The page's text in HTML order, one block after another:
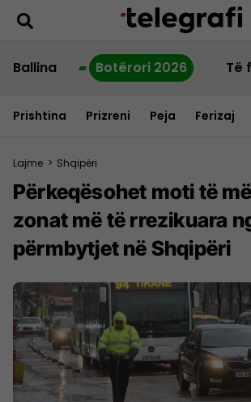
Ballina Botërori 2026 Të
Prishtina Prizreni Peja Ferizaj
Lajme > Shqipëri
Përkeqësohet moti të
zonat më të rrezikuara
përmbytjet në Shqipëri